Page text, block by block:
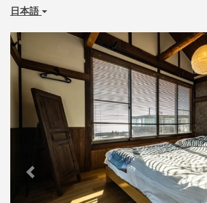
日本語
Previous